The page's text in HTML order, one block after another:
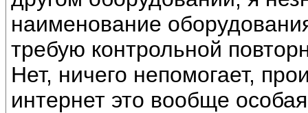
наименование
требую контрольной
Нет, ничего непомогает,
интернет это вообще